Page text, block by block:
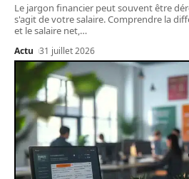
Le jargon financier peut souvent être
s'agit de votre salaire. Comprendre la
et le salaire net,…
Actu 31 juillet 2026